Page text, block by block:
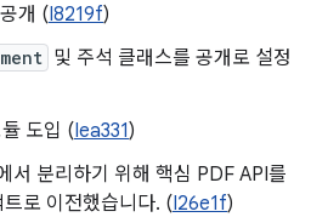
공개 (I8219f)
및 주석 클래스를 공개로 설정
도입 (Iea331)
서 분리하기 위해 핵심 PDF API를
로 이전했습니다. (I26e1f)